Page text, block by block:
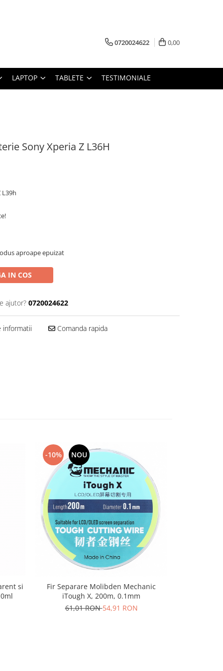
0720024622 0,00
LAPTOP TABLETE TESTIMONIALE
Sony Xperia Z L36H
aproape epuizat
IN COS
ajutor? 0720024622
informatii Comanda rapida
si
-10% NOU
Fir Separare Molibden Mechanic
iTough X, 200m, 0.1mm
61,01 RON54,91 RON